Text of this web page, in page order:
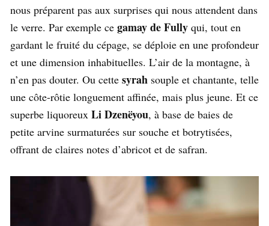
nous préparent pas aux surprises qui nous attendent dans
le verre. Par exemple ce gamay de Fully qui, tout en
gardant le fruité du cépage, se déploie en une profondeur
et une dimension inhabituelles. L’air de la montagne, à
n’en pas douter. Ou cette syrah souple et chantante, telle
une côte-rôtie longuement affinée, mais plus jeune. Et ce
superbe liquoreux Li Dzenëyou, à base de baies de
petite arvine surmaturées sur souche et botrytisées,
offrant de claires notes d’abricot et de safran.